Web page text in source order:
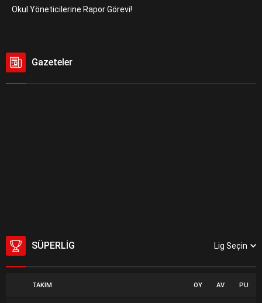
Okul Yöneticilerine Rapor Görevi!
Gazeteler
SÜPERLIG Lig Seçin
TAKIM OY AV PU